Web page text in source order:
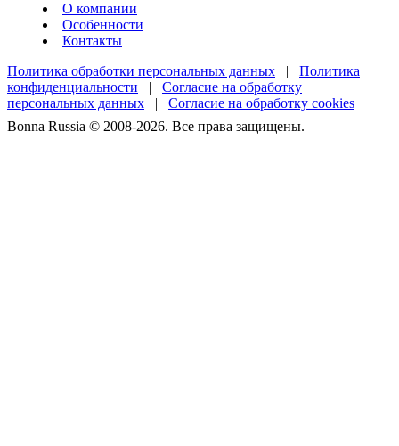
О компании
Особенности
Контакты
Политика обработки персональных данных | Политика
конфиденциальности | Согласие на обработку
персональных данных | Согласие на обработку cookies
Bonna Russia © 2008-2026. Все права защищены.